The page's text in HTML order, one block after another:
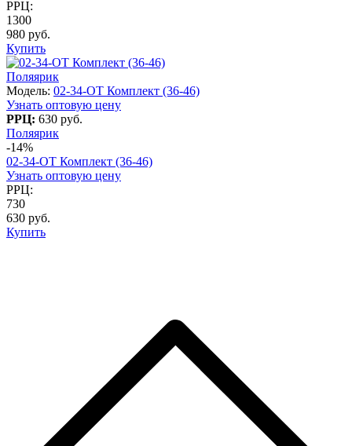
РРЦ:
1300
980 руб.
Купить
Поляярик
Модель: 02-34-OT Комплект (36-46)
Узнать оптовую цену
РРЦ: 630 руб.
Поляярик
-14%
02-34-OT Комплект (36-46)
Узнать оптовую цену
РРЦ:
730
630 руб.
Купить